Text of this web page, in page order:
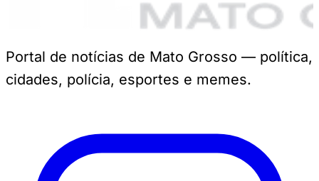
Portal de notícias de Mato Grosso — política,
cidades, polícia, esportes e memes.